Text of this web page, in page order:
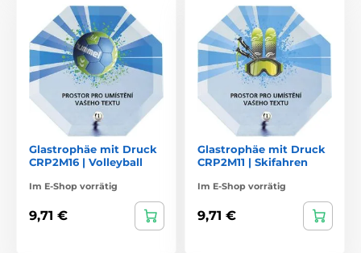
Glastrophäe mit Druck
CRP2M16 | Volleyball
Im E-Shop vorrätig
9,71 €
Glastrophäe mit Druck
CRP2M11 | Skifahren
Im E-Shop vorrätig
9,71 €